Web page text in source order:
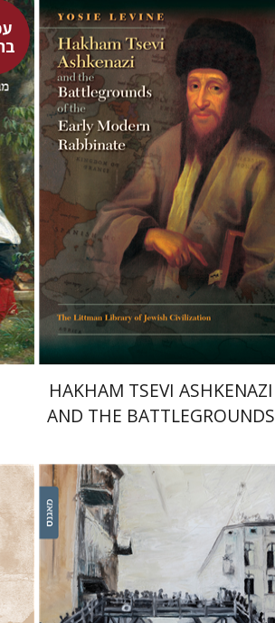
יוסי לוין
הנחת אתר ספר מודפס
$50
$45
HAKHAM TSEVI ASHKENAZI
AND THE BATTLEGROUNDS
RABBINATE
ירון ניר פרייזגר